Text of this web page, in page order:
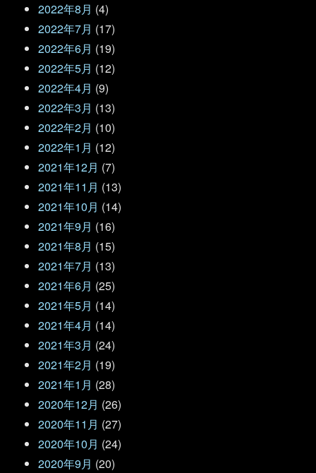
2022年8月 (4)
2022年7月 (17)
2022年6月 (19)
2022年5月 (12)
2022年4月 (9)
2022年3月 (13)
2022年2月 (10)
2022年1月 (12)
2021年12月 (7)
2021年11月 (13)
2021年10月 (14)
2021年9月 (16)
2021年8月 (15)
2021年7月 (13)
2021年6月 (25)
2021年5月 (14)
2021年4月 (14)
2021年3月 (24)
2021年2月 (19)
2021年1月 (28)
2020年12月 (26)
2020年11月 (27)
2020年10月 (24)
2020年9月 (20)